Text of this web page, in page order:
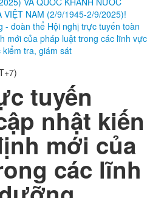
VIỆT NAM (2/9/1945-2/9/2025)!
- đoàn thể Hội nghị trực tuyến toàn
mới của pháp luật trong các lĩnh vực
tra, giám sát
tuyến
nhật kiến
mới của
các lĩnh